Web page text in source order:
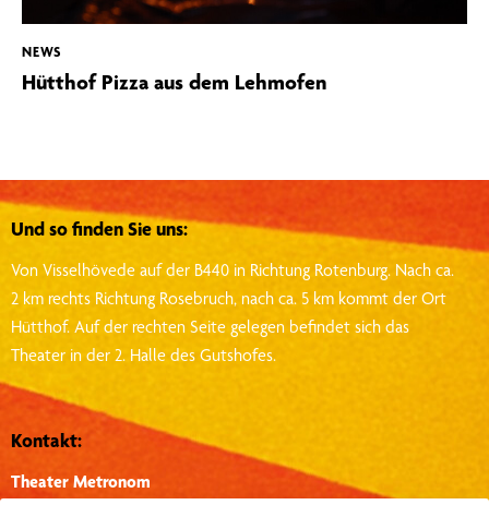
NEWS
Hütthof Pizza aus dem Lehmofen
Und so finden Sie uns:
Von Visselhövede auf der B440 in Richtung Rotenburg. Nach ca.
2 km rechts Richtung Rosebruch, nach ca. 5 km kommt der Ort
Hütthof. Auf der rechten Seite gelegen befindet sich das
Theater in der 2. Halle des Gutshofes.
Kontakt:
Theater Metronom